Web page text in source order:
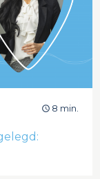
8 min.